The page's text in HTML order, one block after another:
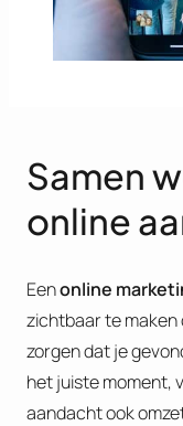
Samen
online
Eenonline
zichtbaar te
zorgen dat je
het juiste moment,
aandacht ook